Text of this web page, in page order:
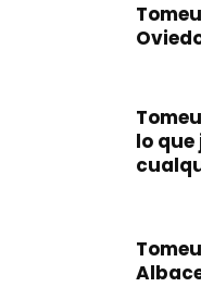
lo